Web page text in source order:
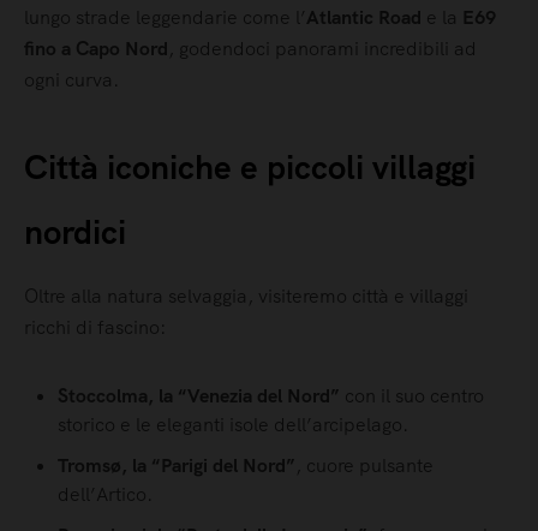
lungo strade leggendarie come l’Atlantic Road e la E69
fino a Capo Nord, godendoci panorami incredibili ad
ogni curva.
Città iconiche e piccoli villaggi
nordici
Oltre alla natura selvaggia, visiteremo città e villaggi
ricchi di fascino:
Stoccolma, la “Venezia del Nord” con il suo centro
storico e le eleganti isole dell’arcipelago.
Tromsø, la “Parigi del Nord”, cuore pulsante
dell’Artico.